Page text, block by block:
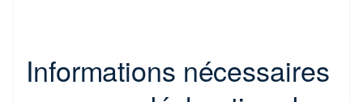
Informations nécessaires